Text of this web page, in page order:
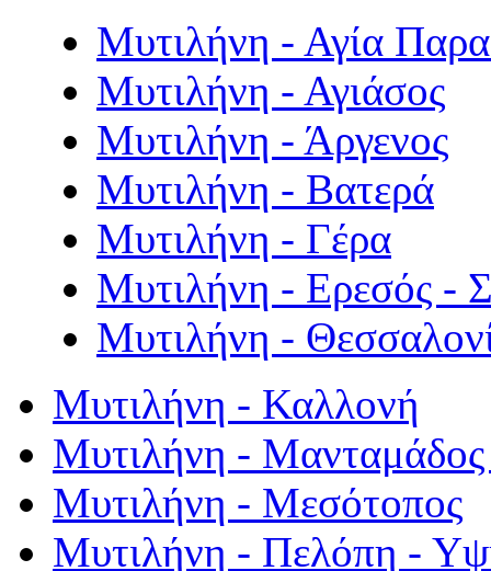
Μυτιλήνη - Αγία
Μυτιλήνη - Αγιάσος
Μυτιλήνη - Άργενος
Μυτιλήνη - Βατερά
Μυτιλήνη - Γέρα
Μυτιλήνη - Ερεσός -
Μυτιλήνη -
Μυτιλήνη - Καλλονή
Μυτιλήνη - Μανταμάδος
Μυτιλήνη - Μεσότοπος
Μυτιλήνη - Πελόπη -